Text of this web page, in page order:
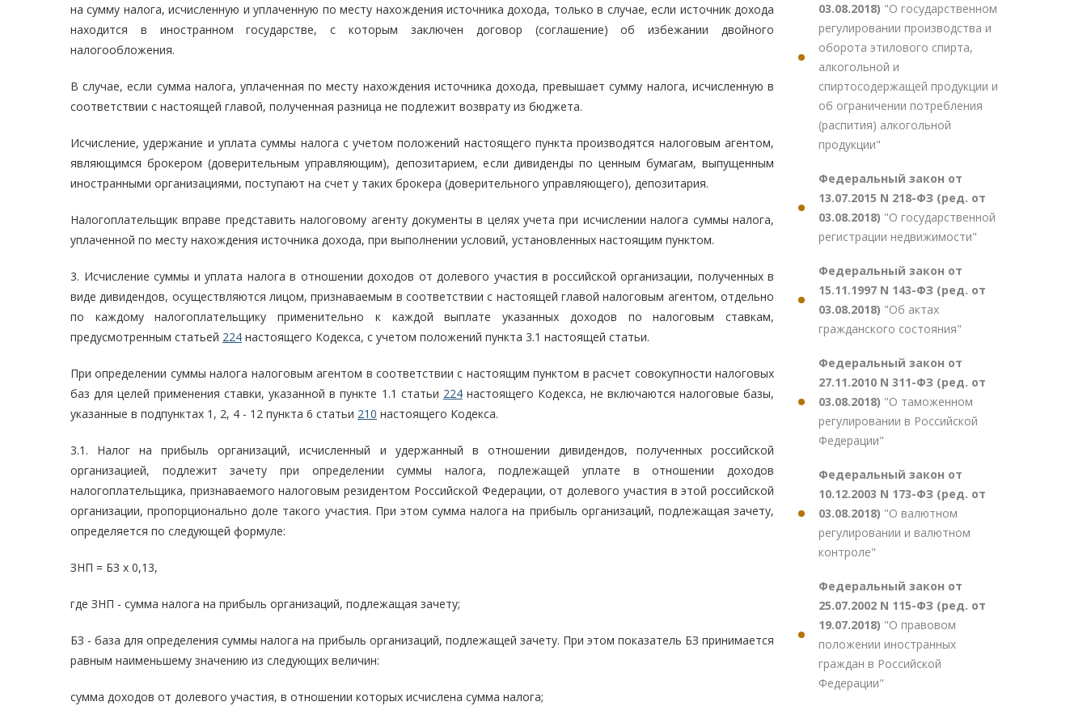
на сумму налога, исчисленную и уплаченную по месту нахождения источника дохода, только в случае, если источник дохода
находится в иностранном государстве, с которым заключен договор (соглашение) об избежании двойного
налогообложения.
В случае, если сумма налога, уплаченная по месту нахождения источника дохода, превышает сумму налога, исчисленную в
соответствии с настоящей главой, полученная разница не подлежит возврату из бюджета.
Исчисление, удержание и уплата суммы налога с учетом положений настоящего пункта производятся налоговым агентом,
являющимся брокером (доверительным управляющим), депозитарием, если дивиденды по ценным бумагам, выпущенным
иностранными организациями, поступают на счет у таких брокера (доверительного управляющего), депозитария.
Налогоплательщик вправе представить налоговому агенту документы в целях учета при исчислении налога суммы налога,
уплаченной по месту нахождения источника дохода, при выполнении условий, установленных настоящим пунктом.
3. Исчисление суммы и уплата налога в отношении доходов от долевого участия в российской организации, полученных в
виде дивидендов, осуществляются лицом, признаваемым в соответствии с настоящей главой налоговым агентом, отдельно
по каждому налогоплательщику применительно к каждой выплате указанных доходов по налоговым ставкам,
предусмотренным статьей 224 настоящего Кодекса, с учетом положений пункта 3.1 настоящей статьи.
При определении суммы налога налоговым агентом в соответствии с настоящим пунктом в расчет совокупности налоговых
баз для целей применения ставки, указанной в пункте 1.1 статьи 224настоящего Кодекса, не включаются налоговые базы,
указанные в подпунктах 1, 2, 4 - 12 пункта 6 статьи 210 настоящего Кодекса.
3.1. Налог на прибыль организаций, исчисленный и удержанный в отношении дивидендов, полученных российской
организацией, подлежит зачету при определении суммы налога, подлежащей уплате в отношении доходов
налогоплательщика, признаваемого налоговым резидентом Российской Федерации, от долевого участия в этой российской
организации, пропорционально доле такого участия. При этом сумма налога на прибыль организаций, подлежащая зачету,
определяется по следующей формуле:
ЗНП = БЗ x 0,13,
где ЗНП - сумма налога на прибыль организаций, подлежащая зачету;
БЗ - база для определения суммы налога на прибыль организаций, подлежащей зачету. При этом показатель БЗ принимается
равным наименьшему значению из следующих величин:
сумма доходов от долевого участия, в отношении которых исчислена сумма налога;
03.08.2018) "О государственном
регулировании производства и
оборота этилового спирта,
алкогольной и
спиртосодержащей продукции и
об ограничении потребления
(распития) алкогольной
продукции"
Федеральный закон от
13.07.2015 N 218-ФЗ (ред. от
03.08.2018) "О государственной
регистрации недвижимости"
Федеральный закон от
15.11.1997 N 143-ФЗ (ред. от
03.08.2018) "Об актах
гражданского состояния"
Федеральный закон от
27.11.2010 N 311-ФЗ (ред. от
03.08.2018) "О таможенном
регулировании в Российской
Федерации"
Федеральный закон от
10.12.2003 N 173-ФЗ (ред. от
03.08.2018) "О валютном
регулировании и валютном
контроле"
Федеральный закон от
25.07.2002 N 115-ФЗ (ред. от
19.07.2018) "О правовом
положении иностранных
граждан в Российской
Федерации"